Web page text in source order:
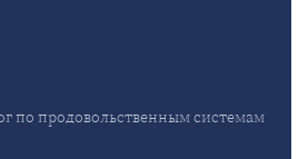
по продовольственным системам